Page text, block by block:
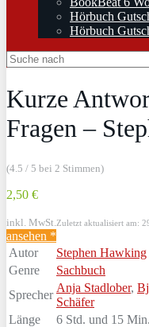
Hörbuch
Hörbuch
Kurze
Fragen –
(4.5 / 5 bei 2 Stimmen)
2,50 €
inkl. MwSt. Zuletzt aktualisiert am:
ansehen *
Autor
Stephen Hawking
Genre
Sachbuch
Sprecher
Anja Stadlober,
Schäfer
Länge
6 Std. und 15 Min.